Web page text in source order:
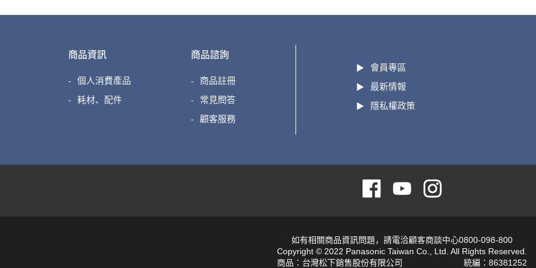
商品資訊
個人消費產品
耗材、配件
商品諮詢
商品註冊
常見問答
顧客服務
會員專區
最新情報
隱私權政策
如有相關商品資訊問題，請電洽顧客商談中心0800-098-800
Copyright © 2022 Panasonic Taiwan Co., Ltd. All Rights Reserved.
商品：台灣松下銷售股份有限公司
統編：86381252